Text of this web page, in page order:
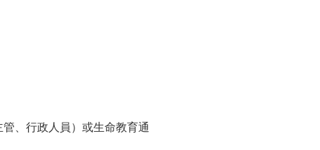
、行政人員）或生命教育通